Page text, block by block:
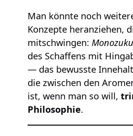
Man könnte noch
Konzepte heranziehen,
mitschwingen:
des Schaffens mit
— das bewusste
die zwischen den
ist, wenn man so will,
Philosophie.